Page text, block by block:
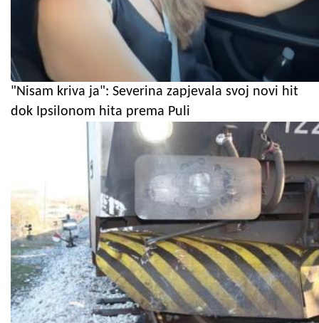
"Nisam kriva ja": Severina zapjevala svoj novi hit
dok Ipsilonom hita prema Puli